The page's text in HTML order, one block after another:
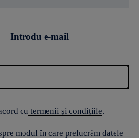
Introdu e-mail
cu termenii și condițiile.
modul în care prelucrăm datele